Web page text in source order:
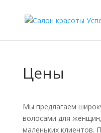
Цены
Мы предлагаем
волосами для
маленьких клиентов.